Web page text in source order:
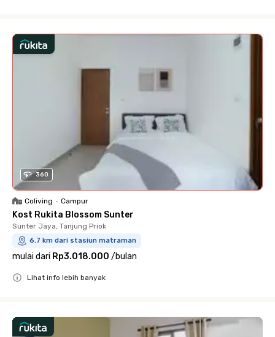
360
Coliving • Campur
Kost Rukita Blossom Sunter
Sunter Jaya, Tanjung Priok
6.7 km dari stasiun matraman
mulai dari Rp3.018.000 /bulan
Lihat info lebih banyak